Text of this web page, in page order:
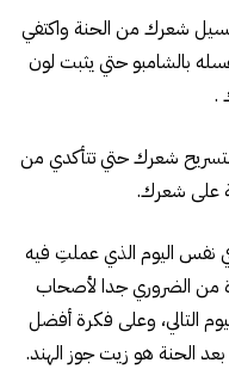
شعرك من الحنة واكتفي
بالشامبو حتي يثبت لون
.
شعرك حتي تتأكدي من
على شعرك.
نفس اليوم الذي عملتِ فيه
من الضروري جدا لأصحاب
التالي، وعلى فكرة أفضل
الحنة هو زيت جوز الهند.